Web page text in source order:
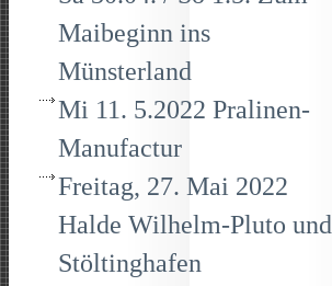
Maibeginn ins
Münsterland
Mi 11. 5.2022 Pralinen-
Manufactur
Freitag, 27. Mai 2022
Halde Wilhelm-Pluto und
Stöltinghafen